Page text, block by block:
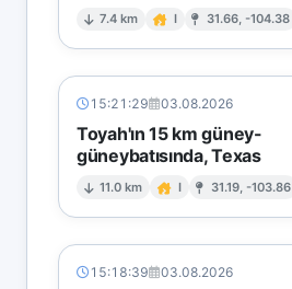
7.4 km I 31.66, -104.38
15:21:29 03.08.2026
Toyah'ın 15 km güney-
güneybatısında, Texas
11.0 km I 31.19, -103.86
15:18:39 03.08.2026